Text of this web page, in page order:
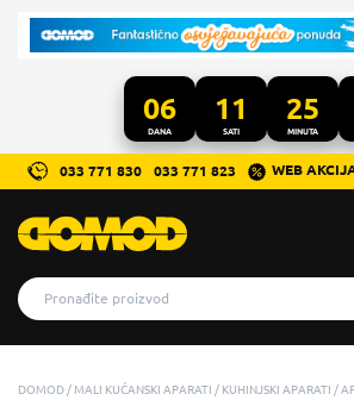
06
DANA
11
SATI
25
MINUTA
033 771 830 033 771 823 WEB
DOMOD MALI KUĆANSKI APARATI KUHINJSKI APARATI